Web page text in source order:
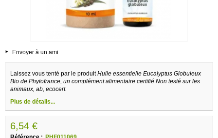
Envoyer à un ami
Laissez vous tenté par le produitHuile essentielle Eucalyptus Globuleux
Bio de Phytofrance, un complément alimentaire certifié Non testé sur les
animaux, ab, ecocert.
Plus de détails...
6,54 €